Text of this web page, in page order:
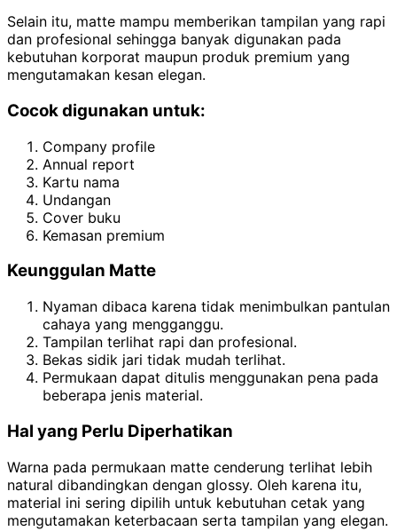
Selain itu, matte mampu memberikan tampilan yang rapi
dan profesional sehingga banyak digunakan pada
kebutuhan korporat maupun produk premium yang
mengutamakan kesan elegan.
Cocok digunakan untuk:
Company profile
Annual report
Kartu nama
Undangan
Cover buku
Kemasan premium
Keunggulan Matte
Nyaman dibaca karena tidak menimbulkan pantulan
cahaya yang mengganggu.
Tampilan terlihat rapi dan profesional.
Bekas sidik jari tidak mudah terlihat.
Permukaan dapat ditulis menggunakan pena pada
beberapa jenis material.
Hal yang Perlu Diperhatikan
Warna pada permukaan matte cenderung terlihat lebih
natural dibandingkan dengan glossy. Oleh karena itu,
material ini sering dipilih untuk kebutuhan cetak yang
mengutamakan keterbacaan serta tampilan yang elegan.